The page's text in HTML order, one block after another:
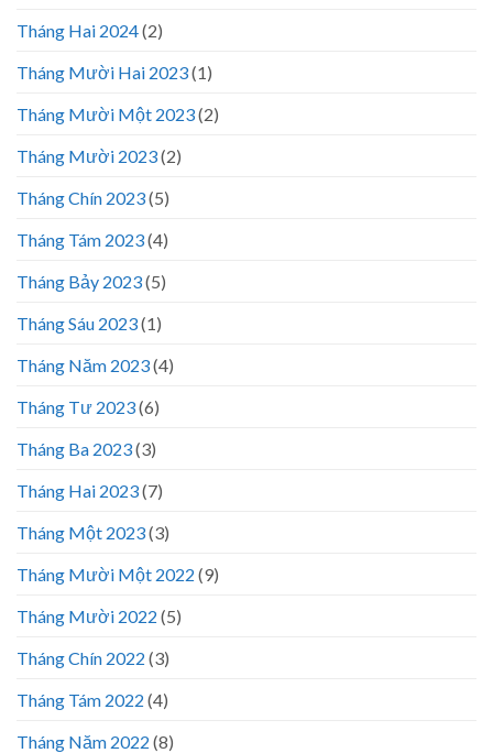
Tháng Hai 2024(2)
Tháng Mười Hai 2023(1)
Tháng Mười Một 2023(2)
Tháng Mười 2023(2)
Tháng Chín 2023(5)
Tháng Tám 2023(4)
Tháng Bảy 2023(5)
Tháng Sáu 2023(1)
Tháng Năm 2023(4)
Tháng Tư 2023(6)
Tháng Ba 2023(3)
Tháng Hai 2023(7)
Tháng Một 2023(3)
Tháng Mười Một 2022 (9)
Tháng Mười 2022 (5)
Tháng Chín 2022 (3)
Tháng Tám 2022 (4)
Tháng Năm 2022 (8)